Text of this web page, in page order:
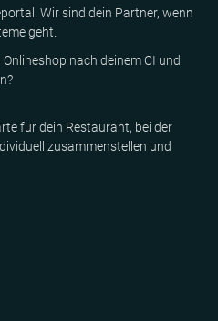
Wir sind dein Partner, wenn
geht.
nach deinem CI und
für dein Restaurant, bei der
zusammenstellen und